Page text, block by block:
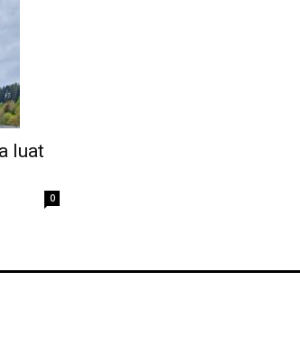
luat
0